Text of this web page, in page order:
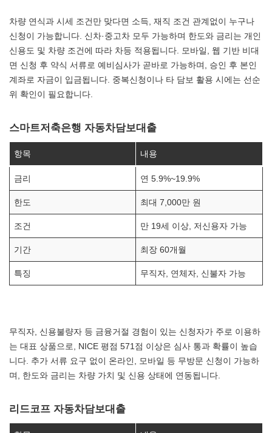
차량 연식과 시세 조건만 맞다면 소득, 재직 조건 관계없이 누구나
신청이 가능합니다. 신차·중고차 모두 가능하며 한도와 금리는 개인
신용도 및 차량 조건에 따라 차등 적용됩니다. 모바일, 웹 기반 비대
면 신청 후 약식 서류로 예비심사가 곧바로 가능하며, 승인 후 본인
계좌로 자금이 입금됩니다. 중복신청이나 타 담보 활용 시에는 선순
위 확인이 필요합니다.
스마트저축은행 자동차담보대출
항목 내용
금리 연 5.9%~19.9%
한도 최대 7,000만 원
조건 만 19세 이상, 저신용자 가능
기간 최장 60개월
특징 무직자, 연체자, 신불자 가능
무직자, 신용불량자 등 금융거절 경험이 있는 신청자가 주로 이용하
는 대표 상품으로, NICE 평점 571점 이상은 심사 통과 확률이 높습
니다. 추가 서류 요구 없이 온라인, 모바일 등 무방문 신청이 가능하
며, 한도와 금리는 차량 가치 및 신용 상태에 연동됩니다.
리드코프 자동차담보대출